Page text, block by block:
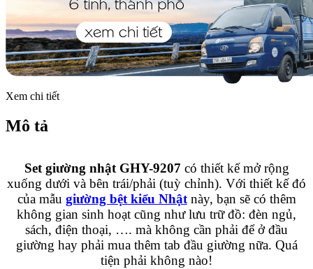
Xem chi tiết
Mô tả
Set giường nhật GHY-9207 có thiết kế mở rộng
xuống dưới và bên trái/phải (tuỳ chỉnh). Với thiết kế đó
của mẫu giường bệt kiểu Nhậtnày, bạn sẽ có thêm
không gian sinh hoạt cũng như lưu trữ đồ: đèn ngủ,
sách, điện thoại, …. mà không cần phải để ở đầu
giường hay phải mua thêm tab đầu giường nữa. Quá
tiện phải không nào!